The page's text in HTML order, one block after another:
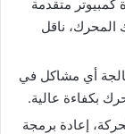
كمبيوتر متقدمة
المحرك، ناقل
أي مشاكل في
بكفاءة عالية.
إعادة برمجة